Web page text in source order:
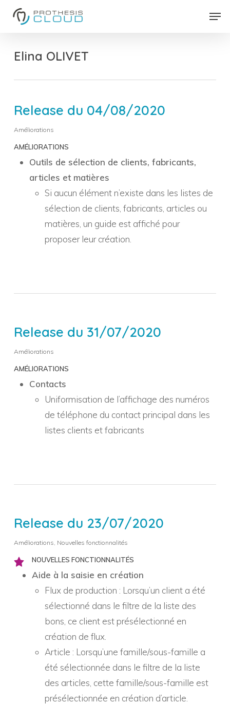
contentElina OLIVET
Release du 04/08/2020
Améliorations
AMÉLIORATIONS
Outils de sélection de clients, fabricants,
articles et matières
Si aucun élément n’existe dans les listes de
sélection de clients, fabricants, articles ou
matières, un guide est affiché pour
proposer leur création.
Release du 31/07/2020
Améliorations
AMÉLIORATIONS
Contacts
Uniformisation de l’affichage des numéros
de téléphone du contact principal dans les
listes clients et fabricants
Release du 23/07/2020
Améliorations, Nouvelles fonctionnalités
NOUVELLES FONCTIONNALITÉS
Aide à la saisie en création
Flux de production : Lorsqu’un client a été
sélectionné dans le filtre de la liste des
bons, ce client est présélectionné en
création de flux.
Article : Lorsqu’une famille/sous-famille a
été sélectionnée dans le filtre de la liste
des articles, cette famille/sous-famille est
présélectionnée en création d’article.